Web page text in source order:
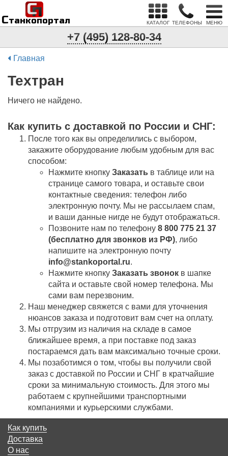
Станкопортал
п
С
КАТАЛОГ ТЕЛЕФОНЫ МЕНЮ
+7 (495) 128-80-34
Главная
Teхтран
Ничего не найдено.
Как купить c доставкой по России и СНГ:
После того как вы определились с выбором,
закажите оборудование любым удобным для вас
способом:
Нажмите кнопку Заказать в таблице или на
странице самого товара, и оставьте свои
контактные сведения: телефон либо
электронную почту. Мы не рассылаем спам,
и ваши данные нигде не будут отображаться.
Позвоните нам по телефону 8 800 775 21 37
(бесплатно для звонков из РФ), либо
напишите на электронную почту
info@stankoportal.ru.
Нажмите кнопку Заказать звонок в шапке
сайта и оставьте свой номер телефона. Мы
сами вам перезвоним.
Наш менеджер свяжется с вами для уточнения
нюансов заказа и подготовит вам счет на оплату.
Мы отгрузим из наличия на складе в самое
ближайшее время, а при поставке под заказ
постараемся дать вам максимально точные сроки.
Мы позаботимся о том, чтобы вы получили свой
заказ c доставкой по России и СНГ в кратчайшие
сроки за минимальную стоимость. Для этого мы
работаем с крупнейшими транспортными
компаниями и курьерскими службами.
Как купить
Доставка
О нас